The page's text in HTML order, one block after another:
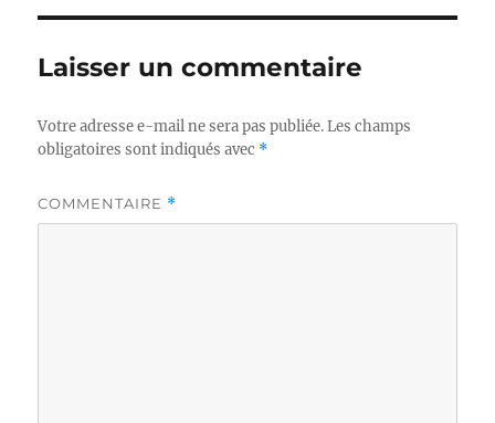
Laisser un commentaire
Votre adresse e-mail ne sera pas publiée. Les champs
obligatoires sont indiqués avec *
COMMENTAIRE *